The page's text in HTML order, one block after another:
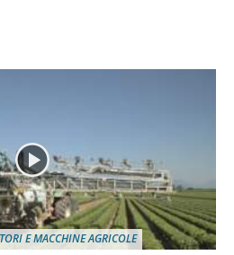
E MACCHINE AGRICOLE